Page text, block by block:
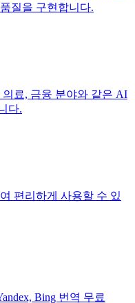
질을 구현합니다.
료, 금융 분야와 같은 AI
다.
편리하게 사용할 수 있
Bing 번역 무료